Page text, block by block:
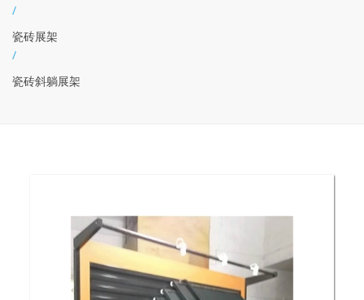
/
瓷砖展架
/
瓷砖斜躺展架